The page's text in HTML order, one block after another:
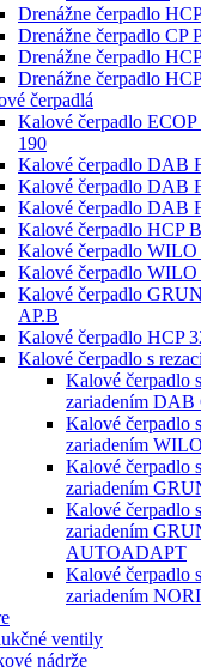
Drenážne čerpadlo
Drenážne čerpadlo CP
Drenážne čerpadlo
Drenážne čerpadlo
čerpadlá
Kalové čerpadlo
190
Kalové čerpadlo DAB
Kalové čerpadlo DAB
Kalové čerpadlo DAB
Kalové čerpadlo HCP
Kalové čerpadlo WILO
Kalové čerpadlo
Kalové čerpadlo
AP.B
Kalové čerpadlo HCP
Kalové čerpadlo s
Kalové čerpadlo
zariadením
Kalové čerpadlo
zariadením
Kalové čerpadlo
zariadením
Kalové čerpadlo
zariadením
AUTOADAPT
Kalové čerpadlo
zariadením
ventily
nádrže